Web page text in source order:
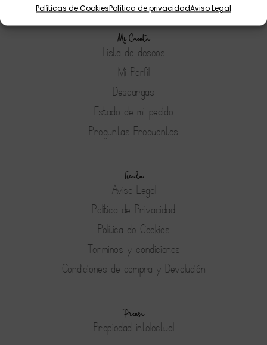
Políticas de CookiesPolítica de privacidadAviso Legal
Mi Cuenta
Lista de deseos
Mi Perfil
Descargas
Estado de mi pedido
Preguntas Frecuentes
Tienda
Aviso Legal
Política de Privacidad
Política de Cookies
Terminos y condiciones
Condiciones de compra y Devolución
Prensa
Propiedad intelectual